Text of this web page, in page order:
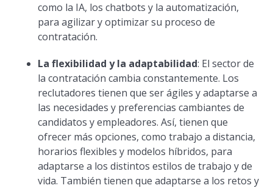
como la IA, los chatbots y la automatización,
para agilizar y optimizar su proceso de
contratación.
La flexibilidad y la adaptabilidad: El sector de
la contratación cambia constantemente. Los
reclutadores tienen que ser ágiles y adaptarse a
las necesidades y preferencias cambiantes de
candidatos y empleadores. Así, tienen que
ofrecer más opciones, como trabajo a distancia,
horarios flexibles y modelos híbridos, para
adaptarse a los distintos estilos de trabajo y de
vida. También tienen que adaptarse a los retos y